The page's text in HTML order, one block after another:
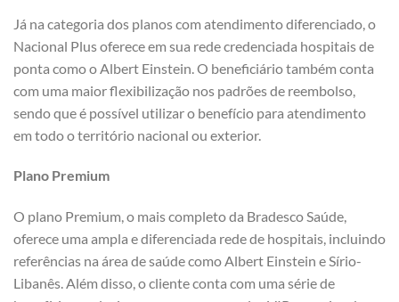
Já na categoria dos planos com atendimento diferenciado, o
Nacional Plus oferece em sua rede credenciada hospitais de
ponta como o Albert Einstein. O beneficiário também conta
com uma maior flexibilização nos padrões de reembolso,
sendo que é possível utilizar o benefício para atendimento
em todo o território nacional ou exterior.
Plano Premium
O plano Premium, o mais completo da Bradesco Saúde,
oferece uma ampla e diferenciada rede de hospitais, incluindo
referências na área de saúde como Albert Einstein e Sírio-
Libanês. Além disso, o cliente conta com uma série de